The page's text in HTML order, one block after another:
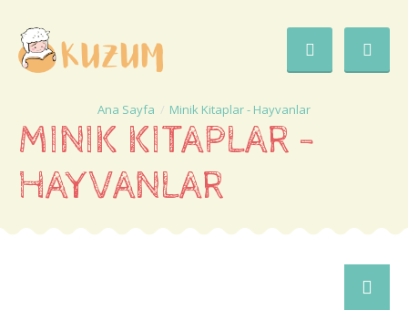
Minik Kitaplar - Hayvanlar
MINIK KITAPLAR -
HAYVANLAR